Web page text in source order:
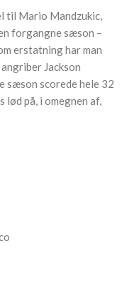
til Mario Mandzukic,
forgangne sæson –
erstatning har man
Jackson
sæson scorede hele 32
lød på, i omegnen af,